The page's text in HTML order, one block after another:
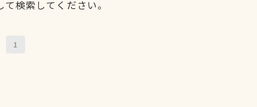
検索してください。
1